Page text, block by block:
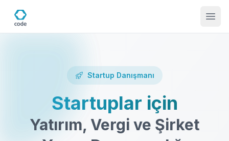
Startup Danışmanı
Startuplar için
Yatırım, Vergi ve Şirket